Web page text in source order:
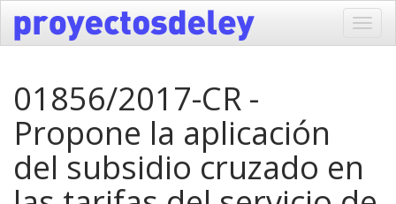
01856/2017-CR -
Propone la aplicación
del subsidio cruzado en